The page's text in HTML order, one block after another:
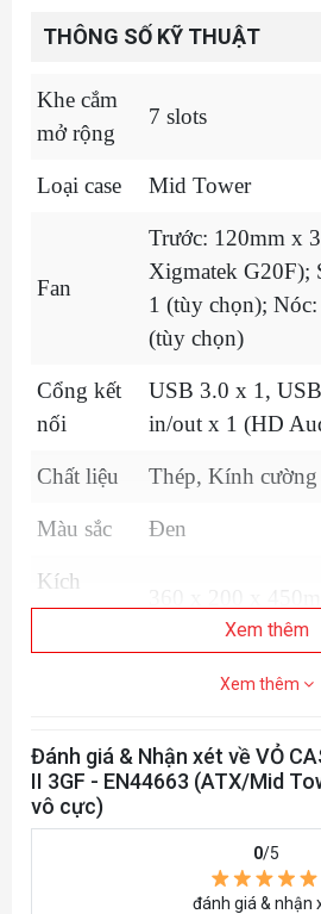
THÔNG SỐ KỸ THUẬT
Khe cắm
mở rộng
7 slots
Loại case Mid Tower
Fan
Trước: 120mm x
Xigmatek G20F);
1 (tùy chọn);
(tùy chọn)
Cổng kết
nối
USB 3.0 x 1,
in/out x 1 (HD
Chất liệu Thép, Kính
Màu sắc Đen
Kích
thước
2.5" x 1/3.5" x 1
Mainboard
hỗ trợ
ATX, Micro-
Xem thêm
Xem thêm
Đánh giá & Nhận xét về VỎ
II 3GF - EN44663 (ATX/Mid
vô cực)
0/5
đánh giá & nhận